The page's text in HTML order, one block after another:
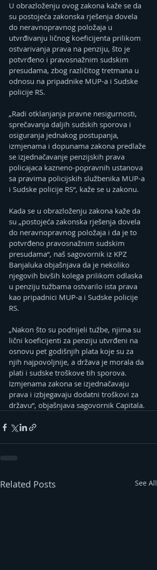
U obrazloženju ovog zakona kaže se da
su postojeća zakonska rješenja dovela
do neravnopravnog položaja u
utvrđivanju ličnog koeficijenta prilikom
ostvarivanja prava na penziju, što je
potvrđeno i pravosnažnim sudskim
presudama, zbog različitog tretmana u
odnosu na pripadnike MUP-a i Sudske
policije RS.
„Radi otklanjanja pravne nesigurnosti,
sprečavanja daljih sudskih sporova i
osiguranja jednakog postupanja,
izmjenama i dopunama zakona predlaže
se izjednačavanje penzijskih prava
policajaca kazneno-popravnih ustanova
sa pravima policijskih službenika MUP-a
i Sudske policije RS“, kaže se u zakonu.
Kada se u obrazloženju zakona kaže da
su „postojeća zakonska rješenja dovela
do neravnopravnog položaja i da je to
potvrđeno pravosnažnim sudskim
presudama“, naš sagovornik iz KPZ
Banjaluka objašnjava da je nekoliko
njegovih bivših kolega prilikom odlaska
u penziju tužbama ostvarilo ista prava
kao pripadnici MUP-a i Sudske policije
RS.
„Nakon što su podnijeli tužbe, njima su
lični koeficijenti za penziju utvrđeni na
osnovu pet godišnjih plata koje su za
njih najpovoljnije, a država je morala da
plati i sudske troškove tih sporova.
Izmjenama zakona se izjednačavaju
prava i izbjegavaju dodatni troškovi za
državu“, objašnjava sagovornik Capitala.
Related Posts See All